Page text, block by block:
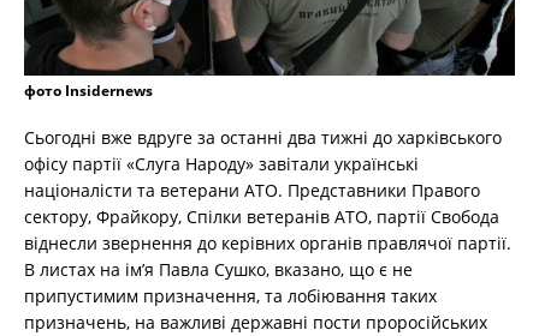
фото Insidernews
Сьогодні вже вдруге за останні два тижні до харківського
офісу партії «Слуга Народу» завітали українські
націоналісти та ветерани АТО. Представники Правого
сектору, Фрайкору, Спілки ветеранів АТО, партії Свобода
віднесли звернення до керівних органів правлячої партії.
В листах на ім’я Павла Сушко, вказано, що є не
припустимим призначення, та лобіювання таких
призначень, на важливі державні пости проросійських